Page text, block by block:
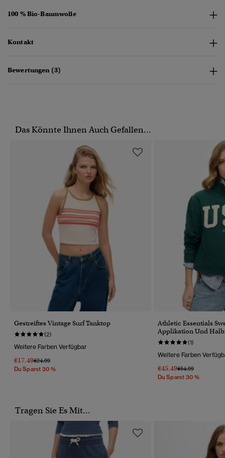
100 % Bio-Baumwolle
Kontakt
Bewertungen (3)
Das Könnte Ihnen Auch Gefallen...
Gestreiftes Vintage Surf Tanktop
(2)
Weitere Farben Verfügbar
€17.49Preis Wurde Reduziert Von
€24.99Bis
Du Sparst 30 %
Athletic Essentials
Applikation Und
(1)
Weitere Farben
€45.49Preis Wurde
€64.99Bis
Du Sparst 30 %
Tragen Sie Es Mit...